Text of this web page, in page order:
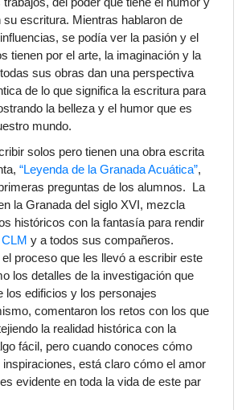
su escritura. Mientras hablaron de
se podía ver la pasión y el
tienen por el arte, la imaginación y la
sus obras dan una perspectiva
de lo que significa la escritura para
la belleza y el humor que es
mundo.
solos pero tienen una obra escrita
“Leyenda de la Granada Acuática”,
preguntas de los alumnos. La
la Granada del siglo XVI, mezcla
históricos con la fantasía para rendir
CLM y a todos sus compañeros.
proceso que les llevó a escribir este
los detalles de la investigación que
los edificios y los personajes
comentaron los retos con los que
la realidad histórica con la
fácil, pero cuando conoces cómo
está claro cómo el amor
evidente en toda la vida de este par